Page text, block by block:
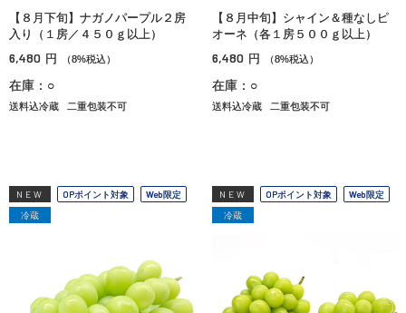
【８月下旬】ナガノパープル２房
入り（１房／４５０ｇ以上）
6,480 円 （8%税込）
在庫：○
送料込冷蔵 二重包装不可
【８月中旬】シャイン＆種なしピ
オーネ（各１房５００ｇ以上）
6,480 円 （8%税込）
在庫：○
送料込冷蔵 二重包装不可
NEW OPポイント対象
Web限定
冷蔵
NEW OPポイント対象
Web限定
冷蔵